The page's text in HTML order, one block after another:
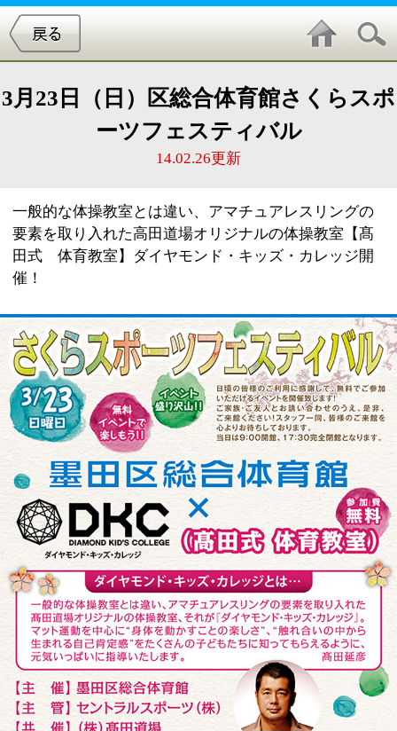
ーツフェスティバル
14.02.26更新
一般的な体操教室とは違い、アマチュアレスリングの
要素を取り入れた高田道場オリジナルの体操教室【髙